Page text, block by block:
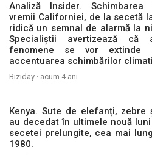
Analiză Insider.
vremii Californiei, de la secetă
ridică un semnal de alarmă la
Specialiștii avertizează că
fenomene se vor extinde
accentuarea schimbărilor
Biziday · acum 4 ani
Kenya. Sute de elefanți, zebre
au decedat în ultimele nouă
secetei prelungite, cea mai
1980.